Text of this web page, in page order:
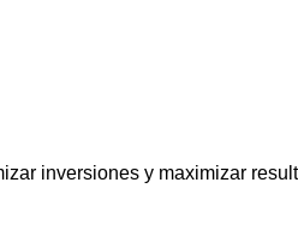
inversiones y maximizar